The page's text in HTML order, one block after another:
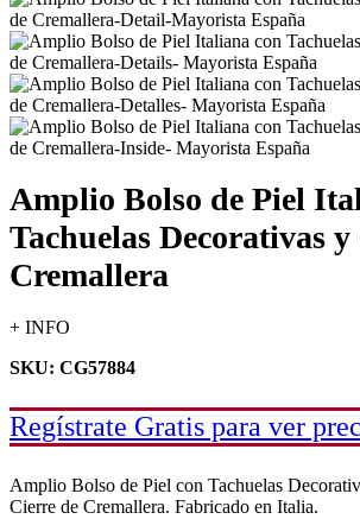
Amplio Bolso de Piel
Tachuelas Decorativas
Cremallera
+ INFO
SKU: CG57884
Regístrate Gratis para ver
Amplio Bolso de Piel con Tachuelas
Cierre de Cremallera. Fabricado en Italia.